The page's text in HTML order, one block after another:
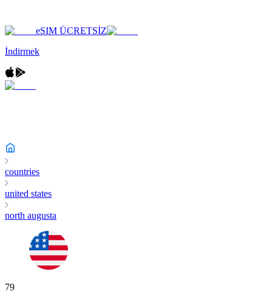
eSIM ÜCRETSİZ
İndirmek
countries
united states
north augusta
79